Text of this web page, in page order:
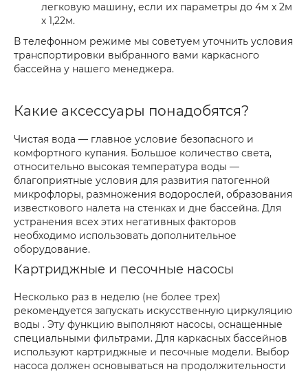
легковую машину, если их параметры до 4м х 2м
х 1,22м.
В телефонном режиме мы советуем уточнить условия
транспортировки выбранного вами каркасного
бассейна у нашего менеджера.
Какие аксессуары понадобятся?
Чистая вода — главное условие безопасного и
комфортного купания. Большое количество света,
относительно высокая температура воды —
благоприятные условия для развития патогенной
микрофлоры, размножения водорослей, образования
известкового налета на стенках и дне бассейна. Для
устранения всех этих негативных факторов
необходимо использовать дополнительное
оборудование.
Картриджные и песочные насосы
Несколько раз в неделю (не более трех)
рекомендуется запускать искусственную циркуляцию
воды . Эту функцию выполняют насосы, оснащенные
специальными фильтрами. Для каркасных бассейнов
используют картриджные и песочные модели. Выбор
насоса должен основываться на продолжительности